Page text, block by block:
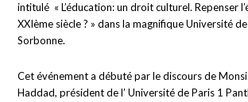
intitulé « L’éducation: un droit culturel. Repenser
XXIème siècle ? » dans la magnifique Université
Sorbonne.
Cet événement a débuté par le discours de
Haddad, président de l’ Université de Paris 1